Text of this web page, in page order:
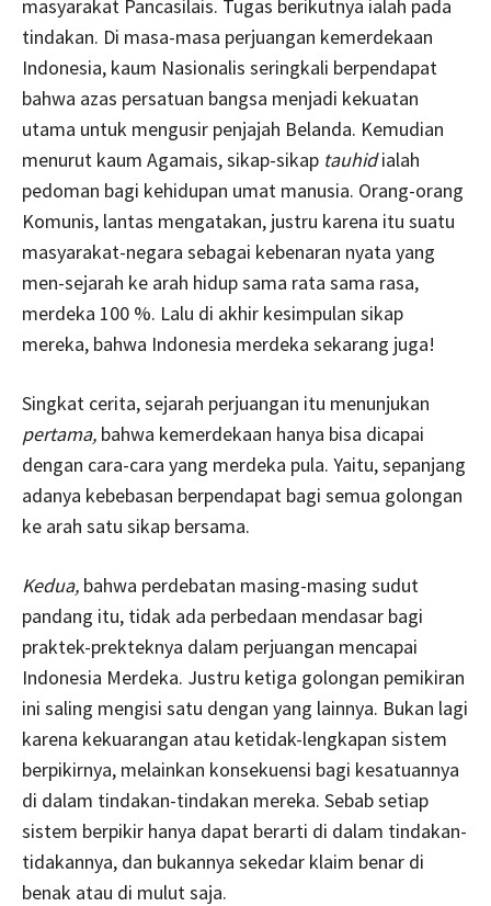
masyarakat Pancasilais. Tugas berikutnya ialah pada
tindakan. Di masa-masa perjuangan kemerdekaan
Indonesia, kaum Nasionalis seringkali berpendapat
bahwa azas persatuan bangsa menjadi kekuatan
utama untuk mengusir penjajah Belanda. Kemudian
menurut kaum Agamais, sikap-sikap tauhidialah
pedoman bagi kehidupan umat manusia. Orang-orang
Komunis, lantas mengatakan, justru karena itu suatu
masyarakat-negara sebagai kebenaran nyata yang
men-sejarah ke arah hidup sama rata sama rasa,
merdeka 100 %. Lalu di akhir kesimpulan sikap
mereka, bahwa Indonesia merdeka sekarang juga!
Singkat cerita, sejarah perjuangan itu menunjukan
pertama, bahwa kemerdekaan hanya bisa dicapai
dengan cara-cara yang merdeka pula. Yaitu, sepanjang
adanya kebebasan berpendapat bagi semua golongan
ke arah satu sikap bersama.
Kedua, bahwa perdebatan masing-masing sudut
pandang itu, tidak ada perbedaan mendasar bagi
praktek-prekteknya dalam perjuangan mencapai
Indonesia Merdeka. Justru ketiga golongan pemikiran
ini saling mengisi satu dengan yang lainnya. Bukan lagi
karena kekuarangan atau ketidak-lengkapan sistem
berpikirnya, melainkan konsekuensi bagi kesatuannya
di dalam tindakan-tindakan mereka. Sebab setiap
sistem berpikir hanya dapat berarti di dalam tindakan-
tidakannya, dan bukannya sekedar klaim benar di
benak atau di mulut saja.